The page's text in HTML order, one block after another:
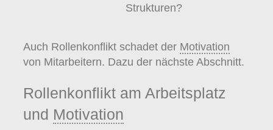
Strukturen?
Auch Rollenkonflikt schadet der Motivation
von Mitarbeitern. Dazu der nächste Abschnitt.
Rollenkonflikt am Arbeitsplatz
und Motivation